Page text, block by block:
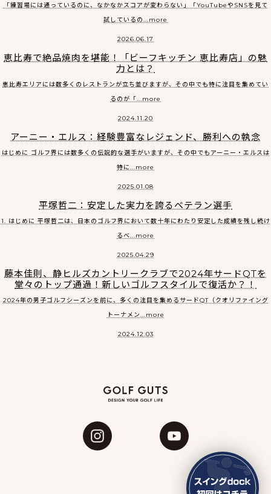
「練習場には通っているのに、なかなかスコアが変わらない」「YouTubeやSNSを見て
試しているの...more
2026.06.17
恵比寿で絶品焼肉を堪能！「ビーフキッチン 恵比寿店」の魅
力とは？
恵比寿エリアには数多くのレストランが立ち並びますが、その中でも特に注目を集めてい
るのが「...more
2024.11.20
アーニー・エルス：経験豊富なレジェンド、勝利への執念
はじめに ゴルフ界には数多くの伝説的な選手がいますが、その中でもアーニー・エルスは
特に...more
2025.01.08
平塚哲二：安定した実力を誇るベテラン選手
1. はじめに 平塚哲二は、日本のゴルフ界において数十年にわたり安定した成績を残し続け
るベ...more
2025.04.29
藤本佳則、静ヒルズカントリークラブで2024年サードQTを
堂々のトップ通過！新しいゴルフスタイルで復活か？！
2024年の男子ゴルフシーズンを前に、多くの注目を集めるサードQT（クオリファイング
トーナメン...more
2024.12.03